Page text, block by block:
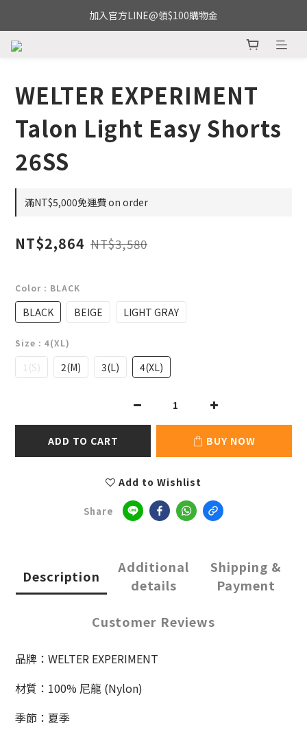
加入官方LINE@領$100購物金
WELTER EXPERIMENT
Talon Light Easy Shorts
26SS
滿NT$5,000免運費 on order
NT$2,864 NT$3,580
Color : BLACK
BLACK BEIGE LIGHT GRAY
Size : 4(XL)
1(S) 2(M) 3(L) 4(XL)
ADD TO CART BUY NOW
Add to Wishlist
Share
Description
Additional
details
Shipping &
Payment
Customer Reviews
品牌：WELTER EXPERIMENT
材質：100% 尼龍 (Nylon)
季節：夏季